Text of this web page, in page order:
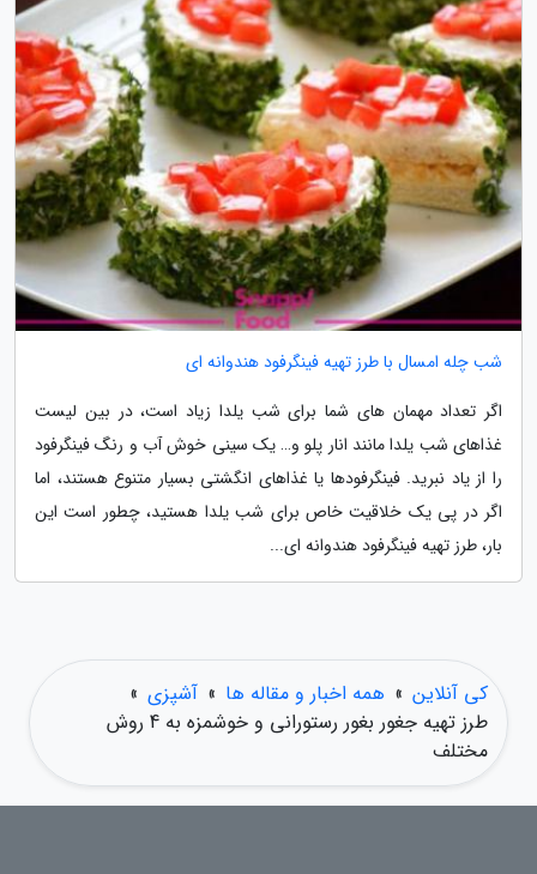
شب چله امسال با طرز تهیه فینگرفود هندوانه ای
اگر تعداد مهمان های شما برای شب یلدا زیاد است، در بین لیست
غذاهای شب یلدا مانند انار پلو و… یک سینی خوش آب و رنگ فینگرفود
را از یاد نبرید. فینگرفودها یا غذاهای انگشتی بسیار متنوع هستند، اما
اگر در پی یک خلاقیت خاص برای شب یلدا هستید، چطور است این
بار، طرز تهیه فینگرفود هندوانه ای...
کی آنلاین » همه اخبار و مقاله ها » آشپزی »
طرز تهیه جغور بغور رستورانی و خوشمزه به 4 روش
مختلف